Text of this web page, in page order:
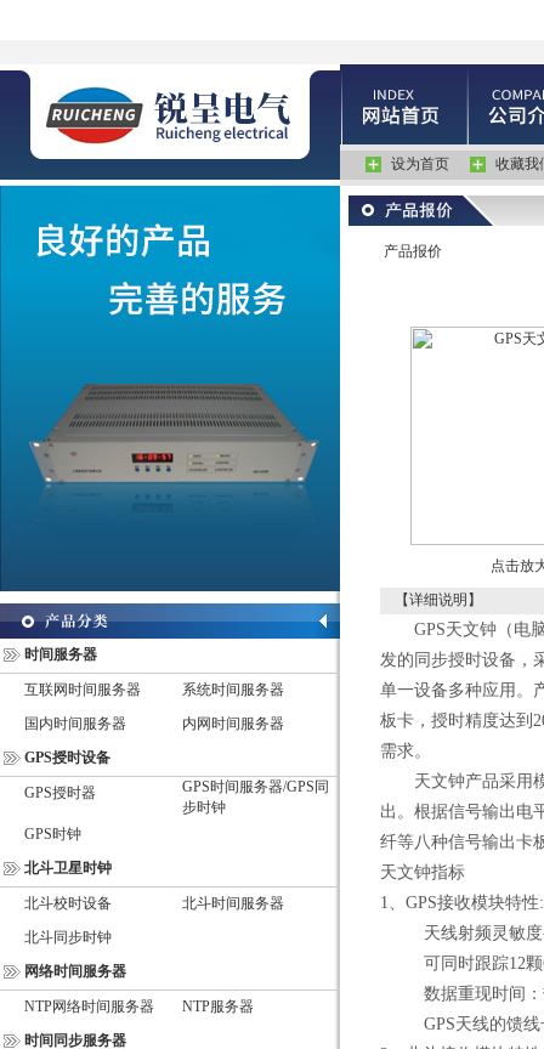
设为首页 收藏我
时间服务器
互联网时间服务器
系统时间服务器
国内时间服务器
内网时间服务器
GPS授时设备
GPS授时器
GPS时间服务器/GPS同
步时钟
GPS时钟
北斗卫星时钟
北斗校时设备
北斗时间服务器
北斗同步时钟
网络时间服务器
NTP网络时间服务器
NTP服务器
时间同步服务器
产品报价
点击放
【详细说明】
GPS天文钟（ 电
发的同步授时设备，
单一设备多种应用。
板卡，授时精度达到
需求。
天文钟产品采用
出。根据信号输出电
纤等八种信号输出卡
天文钟指标
1、 GPS接收模块特性
天线射频灵敏度
可同时跟踪12颗
数据重现时间
GPS天线的馈线